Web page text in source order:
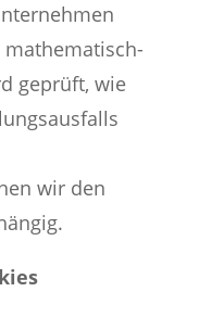
geprüft, wie
wir den